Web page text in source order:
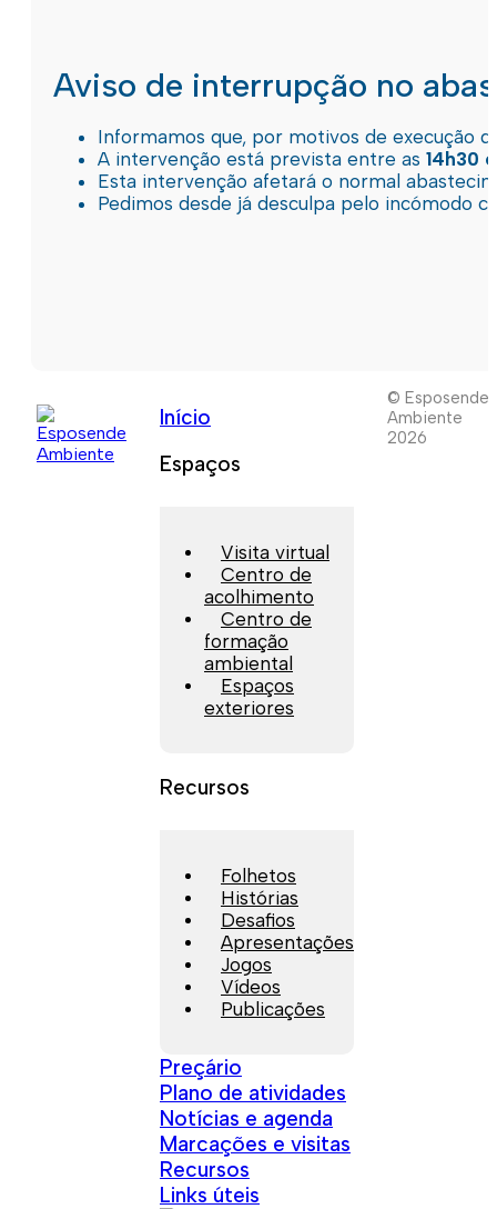
Aviso de interrupção no
Informamos que, por motivos de execução
A intervenção está prevista entre as 14h30
Esta intervenção afetará o normal
Pedimos desde já desculpa pelo incómodo
Início
Espaços
Visita virtual
Centro de
acolhimento
Centro de
formação
ambiental
Espaços
exteriores
Recursos
Folhetos
Histórias
Desafios
Apresentações
Jogos
Vídeos
Publicações
Preçário
Plano de atividades
Notícias e agenda
Marcações e visitas
Recursos
Links úteis
© Esposende
Ambiente
2026